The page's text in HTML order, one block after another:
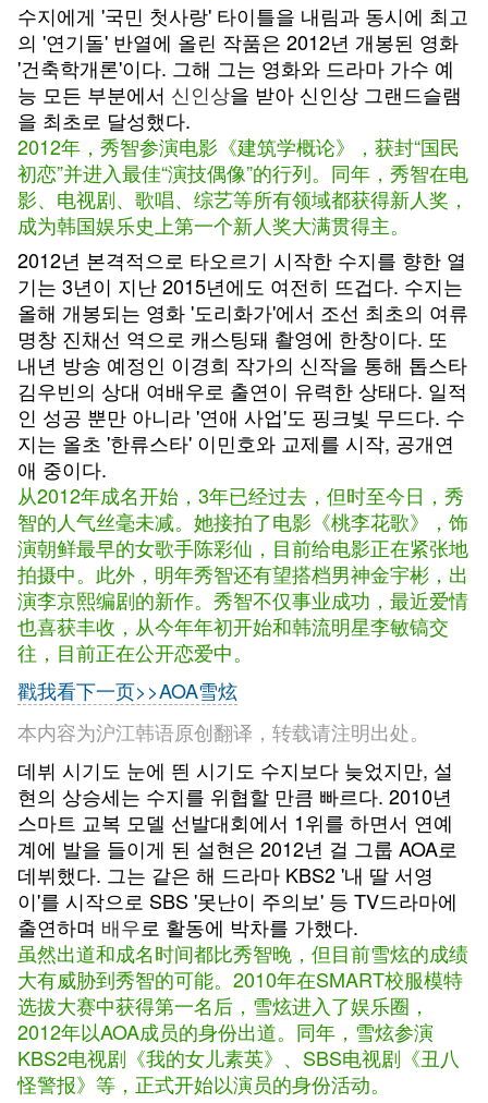
수지에게 '국민 첫사랑' 타이틀을 내림과 동시에 최고
의 '연기돌' 반열에 올린 작품은 2012년 개봉된 영화
'건축학개론'이다. 그해 그는 영화와 드라마 가수 예
능 모든 부분에서 신인상을 받아 신인상 그랜드슬램
을 최초로 달성했다.
2012年，秀智参演电影《建筑学概论》，获封“国民
初恋”并进入最佳“演技偶像”的行列。同年，秀智在电
影、电视剧、歌唱、综艺等所有领域都获得新人奖，
成为韩国娱乐史上第一个新人奖大满贯得主。
2012년 본격적으로 타오르기 시작한 수지를 향한 열
기는 3년이 지난 2015년에도 여전히 뜨겁다. 수지는
올해 개봉되는 영화 '도리화가'에서 조선 최초의 여류
명창 진채선 역으로 캐스팅돼 촬영에 한창이다. 또
내년 방송 예정인 이경희 작가의 신작을 통해 톱스타
김우빈의 상대 여배우로 출연이 유력한 상태다. 일적
인 성공 뿐만 아니라 '연애 사업'도 핑크빛 무드다. 수
지는 올초 '한류스타' 이민호와 교제를 시작, 공개연
애 중이다.
从2012年成名开始，3年已经过去，但时至今日，秀
智的人气丝毫未减。她接拍了电影《桃李花歌》，饰
演朝鲜最早的女歌手陈彩仙，目前给电影正在紧张地
拍摄中。此外，明年秀智还有望搭档男神金宇彬，出
演李京熙编剧的新作。秀智不仅事业成功，最近爱情
也喜获丰收，从今年年初开始和韩流明星李敏镐交
往，目前正在公开恋爱中。
戳我看下一页>>AOA雪炫
本内容为沪江韩语原创翻译，转载请注明出处。
데뷔 시기도 눈에 띈 시기도 수지보다 늦었지만, 설
현의 상승세는 수지를 위협할 만큼 빠르다. 2010년
스마트 교복 모델 선발대회에서 1위를 하면서 연예
계에 발을 들이게 된 설현은 2012년 걸 그룹 AOA로
데뷔했다. 그는 같은 해 드라마 KBS2 '내 딸 서영
이'를 시작으로 SBS '못난이 주의보' 등 TV드라마에
출연하며 배우로 활동에 박차를 가했다.
虽然出道和成名时间都比秀智晚，但目前雪炫的成绩
大有威胁到秀智的可能。2010年在SMART校服模特
选拔大赛中获得第一名后，雪炫进入了娱乐圈，
2012年以AOA成员的身份出道。同年，雪炫参演
KBS2电视剧《我的女儿素英》、SBS电视剧《丑八
怪警报》等，正式开始以演员的身份活动。